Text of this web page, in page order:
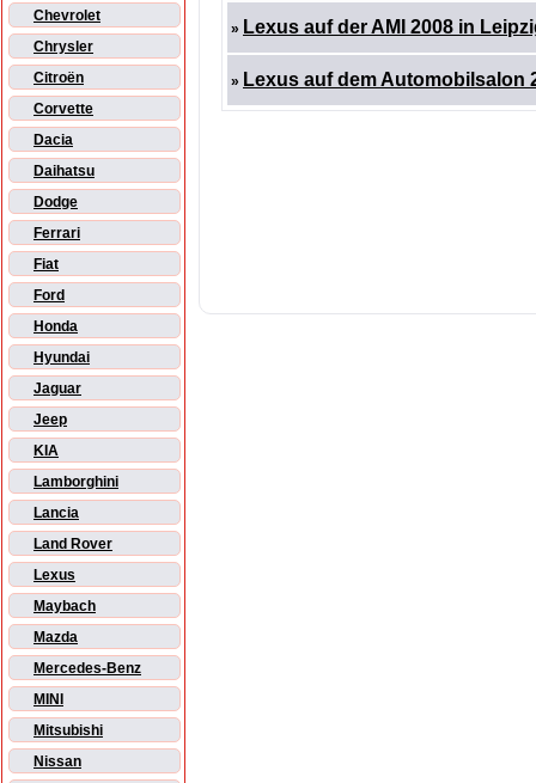
Chevrolet
Chrysler
Citroën
Corvette
Dacia
Daihatsu
Dodge
Ferrari
Fiat
Ford
Honda
Hyundai
Jaguar
Jeep
KIA
Lamborghini
Lancia
Land Rover
Lexus
Maybach
Mazda
Mercedes-Benz
MINI
Mitsubishi
Nissan
» Lexus auf der AMI 2008 in
» Lexus auf dem Automobilsalon